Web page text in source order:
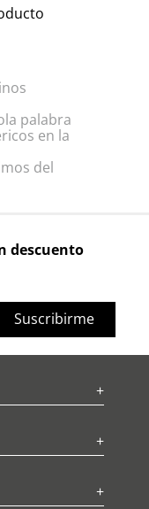
palabra
en la
del
descuento
Suscribirme
+
+
+